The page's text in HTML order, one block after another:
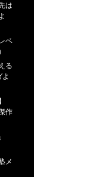
は
ベ
る
作
メ